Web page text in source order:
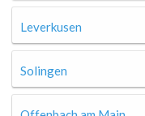
Leverkusen
Solingen